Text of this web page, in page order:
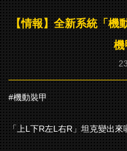
【情報】全新系統「機
機
#機動裝甲
「上L下R左L右R」坦克變出來